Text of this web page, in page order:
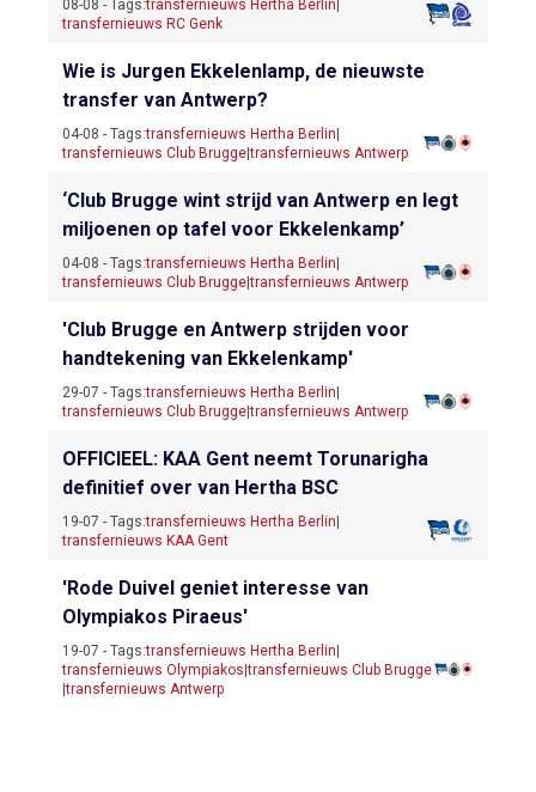
08-08 - Tags:transfernieuws Hertha Berlin
transfernieuws RC Genk
Wie is Jurgen Ekkelenlamp, de nieuwste
transfer van Antwerp?
04-08 - Tags:transfernieuws Hertha Berlin|
transfernieuws Club Brugge|transfernieuws Antwerp
‘Club Brugge wint strijd van Antwerp en legt
miljoenen op tafel voor Ekkelenkamp’
04-08 - Tags:transfernieuws Hertha Berlin|
transfernieuws Club Brugge|transfernieuws Antwerp
'Club Brugge en Antwerp strijden voor
handtekening van Ekkelenkamp'
29-07 - Tags:transfernieuws Hertha Berlin|
transfernieuws Club Brugge|transfernieuws Antwerp
OFFICIEEL: KAA Gent neemt Torunarigha
definitief over van Hertha BSC
19-07 - Tags:transfernieuws Hertha Berlin|
transfernieuws KAA Gent
'Rode Duivel geniet interesse van
Olympiakos Piraeus'
19-07 - Tags:transfernieuws Hertha Berlin|
transfernieuws Olympiakos|transfernieuws Club Brugge
|transfernieuws Antwerp